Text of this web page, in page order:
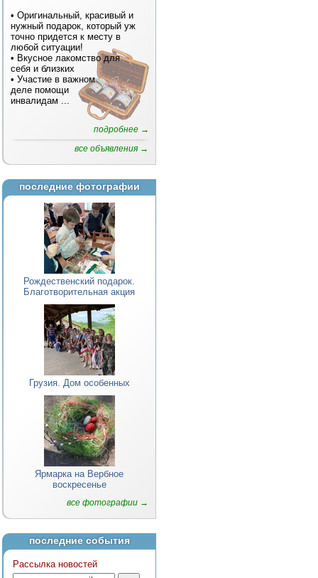
• Оригинальный, красивый и
нужный подарок, который уж
точно придется к месту в
любой ситуации!
• Вкусное лакомство для
себя и близких
• Участие в важном
деле помощи
инвалидам ...
подробнее →
все объявления →
последние фотографии
Рождественский подарок.
Благотворительная акция
Грузия. Дом особенных
Ярмарка на Вербное
воскресенье
все фотографии →
последние события
Рассылка новостей